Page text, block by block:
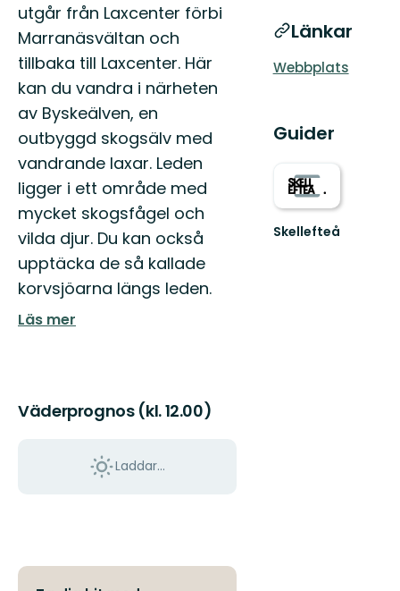
utgår från Laxcenter förbi
Marranäsvältan och
tillbaka till Laxcenter. Här
kan du vandra i närheten
av Byskeälven, en
outbyggd skogsälv med
vandrande laxar. Leden
ligger i ett område med
mycket skogsfågel och
vilda djur. Du kan också
upptäcka de så kallade
korvsjöarna längs leden.
Läs mer
Väderprognos (kl. 12.00)
Laddar...
Länkar
Webbplats
Guider
Skellefteå